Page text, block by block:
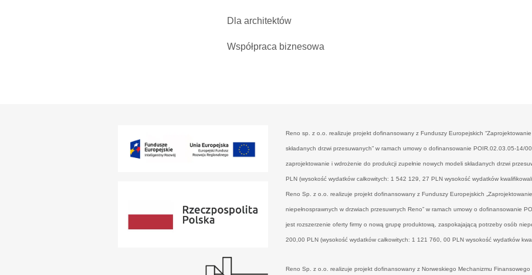
Dla architektów
Współpraca biznesowa
Reno sp. z o.o. realizuje projekt dofinansowany z Funduszy Europejskich
składanych drzwi przesuwanych” w ramach umowy o dofinansowanie POIR.02.03.05-14/
zaprojektowanie i wdrożenie do produkcji zupełnie nowych modeli składanych drzwi
PLN (wysokość wydatków całkowitych: 1 542 129, 27 PLN wysokość wydatków
Reno Sp. z o.o. realizuje projekt dofinansowany z Funduszy Europejskich
niepełnosprawnych w drzwiach przesuwnych Reno” w ramach umowy o dofinansowanie
jest rozszerzenie oferty firmy o nową grupę produktową, zaspokajającą potrzeby osób
200,00 PLN (wysokość wydatków całkowitych: 1 121 760, 00 PLN wysokość wydatków
Reno Sp. z o.o. realizuje projekt dofinansowany z Norweskiego Mechanizmu Finansowego